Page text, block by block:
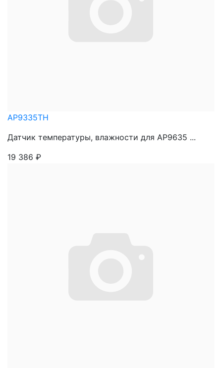
AP9335TH
Датчик температуры, влажности для AP9635 ...
19 386 ₽